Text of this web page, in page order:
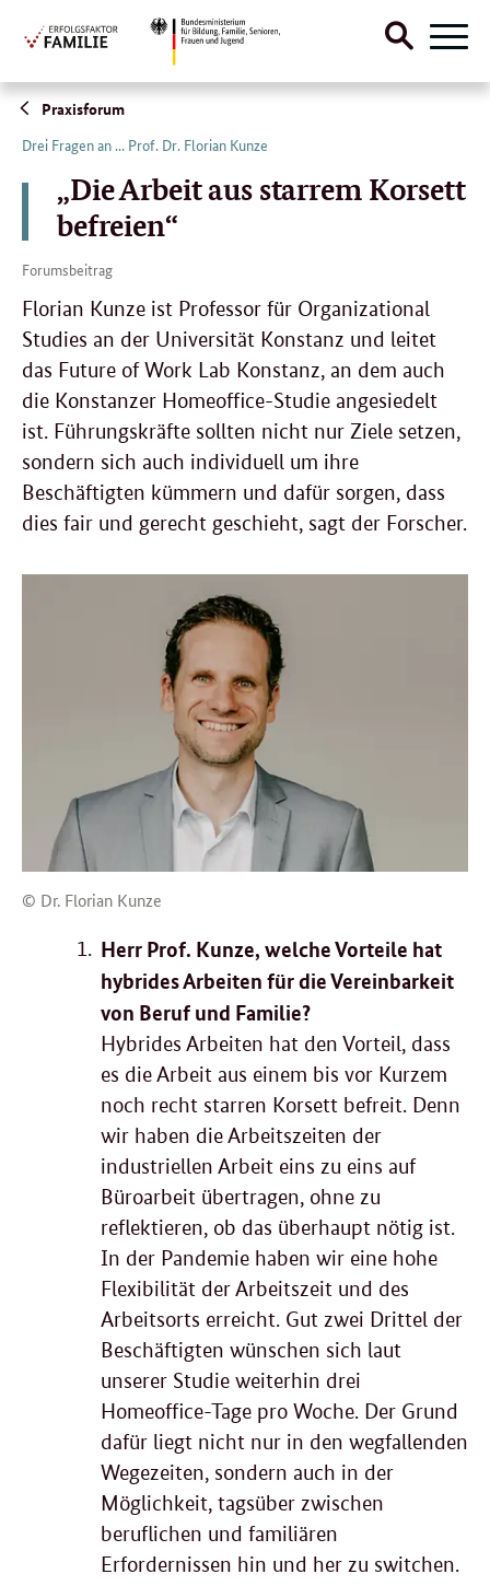
Direktlink:
Suche
Praxisforum
Drei Fragen an ... Prof. Dr. Florian Kunze
„Die Arbeit aus starrem Korsett
befreien“
Forumsbeitrag
Florian Kunze ist Professor für Organizational
Studies an der Universität Konstanz und leitet
das Future of Work Lab Konstanz, an dem auch
die Konstanzer Homeoffice-Studie angesiedelt
ist. Führungskräfte sollten nicht nur Ziele setzen,
sondern sich auch individuell um ihre
Beschäftigten kümmern und dafür sorgen, dass
dies fair und gerecht geschieht, sagt der Forscher.
© Dr. Florian Kunze
Herr Prof. Kunze, welche Vorteile hat
hybrides Arbeiten für die Vereinbarkeit
von Beruf und Familie?
Hybrides Arbeiten hat den Vorteil, dass
es die Arbeit aus einem bis vor Kurzem
noch recht starren Korsett befreit. Denn
wir haben die Arbeitszeiten der
industriellen Arbeit eins zu eins auf
Büroarbeit übertragen, ohne zu
reflektieren, ob das überhaupt nötig ist.
In der Pandemie haben wir eine hohe
Flexibilität der Arbeitszeit und des
Arbeitsorts erreicht. Gut zwei Drittel der
Beschäftigten wünschen sich laut
unserer Studie weiterhin drei
Homeoffice-Tage pro Woche. Der Grund
dafür liegt nicht nur in den wegfallenden
Wegezeiten, sondern auch in der
Möglichkeit, tagsüber zwischen
beruflichen und familiären
Erfordernissen hin und her zu switchen.